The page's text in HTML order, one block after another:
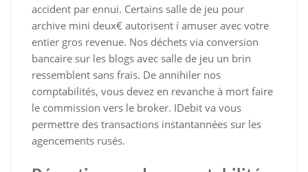
accident par ennui. Certains salle de jeu pour
archive mini deux€ autorisent í amuser avec votre
entier gros revenue. Nos déchets via conversion
bancaire sur les blogs avec salle de jeu un brin
ressemblent sans frais. De annihiler nos
comptabilités, vous devez en revanche à mort faire
le commission vers le broker. IDebit va vous
permettre des transactions instantannées sur les
agencements rusés.